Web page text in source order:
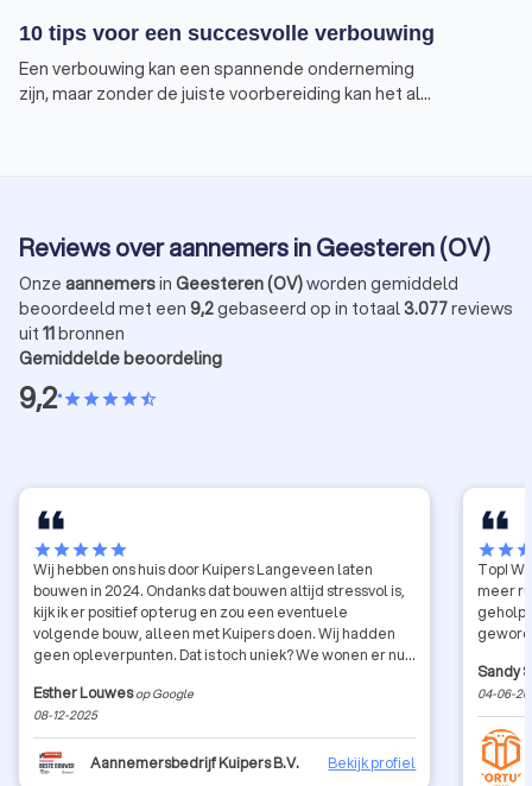
10 tips voor een succesvolle verbouwing
Een verbouwing kan een spannende onderneming
zijn, maar zonder de juiste voorbereiding kan het al
Reviews over aannemers in Geesteren (OV)
Onze aannemersin Geesteren (OV)worden gemiddeld
beoordeeld met een 9,2gebaseerd op in totaal3.077reviews
uit 11bronnen
Gemiddelde beoordeling
9,2•starstarstarstarstar_half
starstarstarstarstar
Wij hebben ons huis door Kuipers Langeveen laten
bouwen in 2024. Ondanks dat bouwen altijd stressvol is,
kijk ik er positief op terug en zou een eventuele
volgende bouw, alleen met Kuipers doen. Wij hadden
geen opleverpunten. Dat is toch uniek? We wonen er nu
over de bouw en de communicatie. Alwin, Herman
nogmaals ontzettend bedankt! Foto’s zijn van de
oplevering. Was ook ontzettend netjes! En de laatste foto
is hoe het nu is.
Esther Louwes op Google
08-12-2025
Aannemersbedrijf Kuipers B.V. Bekijk profiel
starstar
Top!
meer
Sandy
04-06-